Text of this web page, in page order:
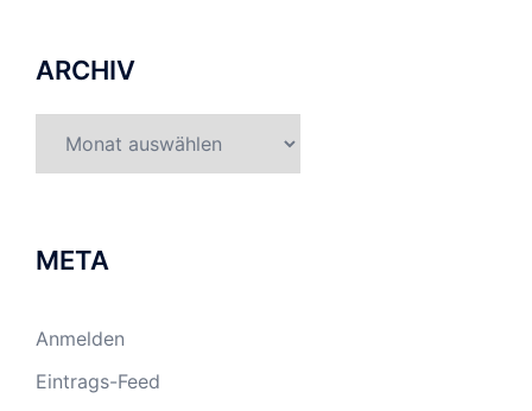
ARCHIV
META
Anmelden
Eintrags-Feed